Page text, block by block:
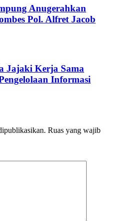
Anugerahkan
Pol. Alfret Jacob
Jajaki Kerja Sama
Informasi
Ruas yang wajib